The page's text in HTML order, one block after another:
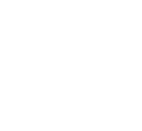
Düzenli kullanımda leke
ve doğal cilt bariyerini
cilt vadeder. Cilt bakım
hem de pratik bir çözüm